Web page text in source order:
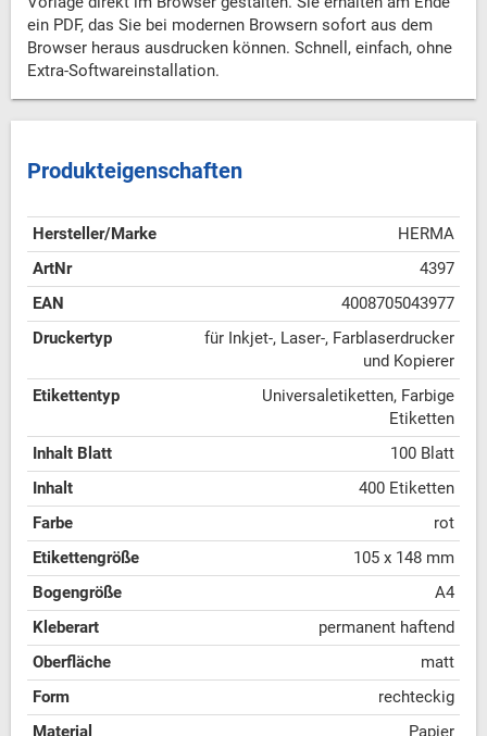
ein PDF, das Sie bei modernen Browsern sofort aus dem
Browser heraus ausdrucken können. Schnell, einfach, ohne
Extra-Softwareinstallation.
Produkteigenschaften
Hersteller/Marke
HERMA
ArtNr
4397
EAN
4008705043977
Druckertyp
für Inkjet-, Laser-, Farblaserdrucker
und Kopierer
Etikettentyp
Universaletiketten, Farbige
Etiketten
Inhalt Blatt
100 Blatt
Inhalt
400 Etiketten
Farbe
rot
Etikettengröße
105 x 148 mm
Bogengröße
A4
Kleberart
permanent haftend
Oberfläche
matt
Form
rechteckig